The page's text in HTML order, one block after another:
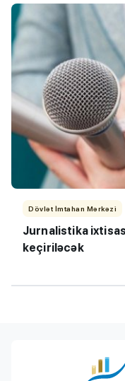
Dövlət İmtahan Mərkəzi
Jurnalistika
keçiriləcək